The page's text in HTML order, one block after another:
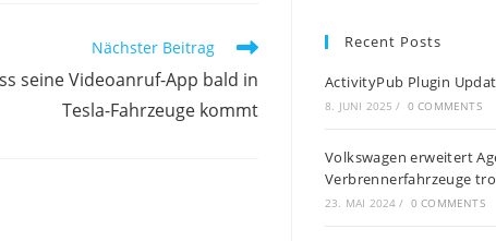
Nächster Beitrag
seine Videoanruf-App bald in
Tesla-Fahrzeuge kommt
Recent Posts
ActivityPub Plugin
8. JUNI 2025 / 0 COMMENTS
Volkswagen erweitert
Verbrennerfahrzeuge
23. MAI 2024 / 0 COMMENTS